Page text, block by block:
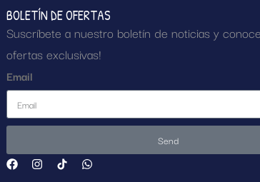
BOLETÍN DE OFERTAS
Suscríbete a nuestro boletín de noticias y
ofertas exclusivas!
Email
Send